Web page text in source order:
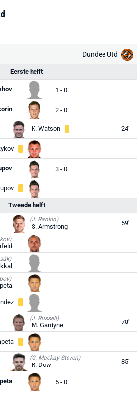
Dundee Utd
Eerste helft
1 - 0
2 - 0
K. Watson 24'
3 - 0
Tweede helft
(J. Rankin)
S. Armstrong 59'
(J. Russell)
M. Gardyne 78'
(G. Mackay-Steven)
R. Dow 85'
5 - 0